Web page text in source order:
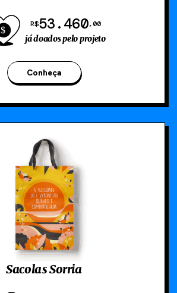
R$53.460,00
já doados pelo projeto
Conheça
Sacolas Sorria